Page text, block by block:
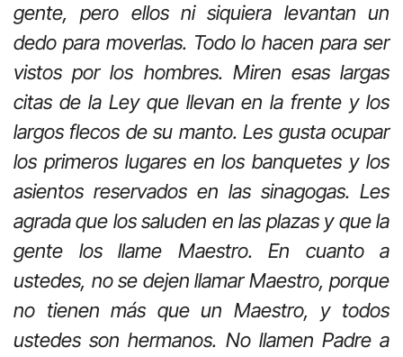
gente, pero ellos ni siquiera levantan un
dedo para moverlas. Todo lo hacen para ser
vistos por los hombres. Miren esas largas
citas de la Ley que llevan en la frente y los
largos flecos de su manto. Les gusta ocupar
los primeros lugares en los banquetes y los
asientos reservados en las sinagogas. Les
agrada que los saluden en las plazas y que la
gente los llame Maestro. En cuanto a
ustedes, no se dejen llamar Maestro, porque
no tienen más que un Maestro, y todos
ustedes son hermanos. No llamen Padre a